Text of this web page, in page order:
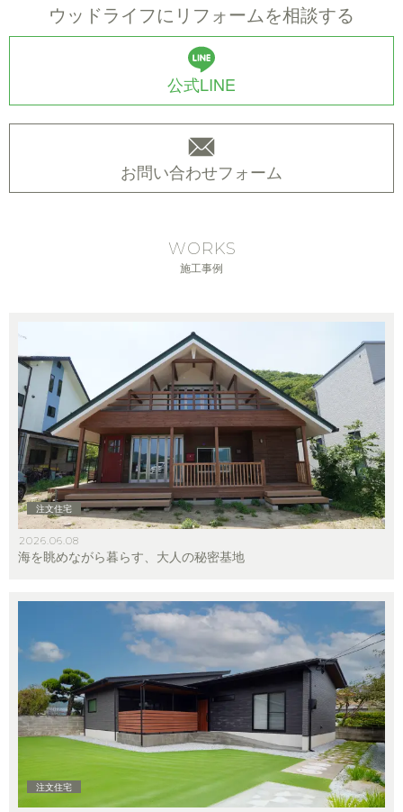
ウッドライフにリフォームを相談する
公式LINE
お問い合わせフォーム
WORKS
施工事例
注文住宅
2026.06.08
海を眺めながら暮らす、大人の秘密基地
注文住宅